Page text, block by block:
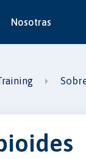
Nosotras